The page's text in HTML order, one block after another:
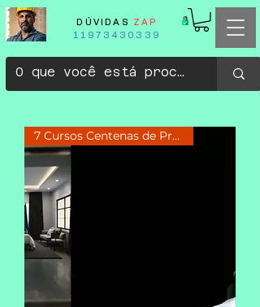
DÚVIDAS ZAP
11973430339
7 Cursos Centenas de Projetos